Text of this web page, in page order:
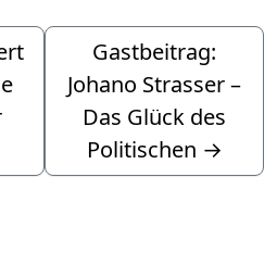
Gastbeitrag:
Johano Strasser –
Das Glück des
Politischen →